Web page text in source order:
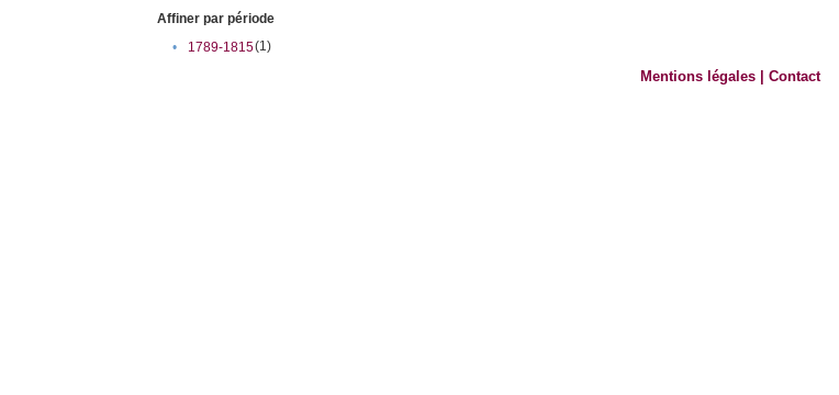
Affiner par période
•
1789-1815(1)
Mentions légales |Contact